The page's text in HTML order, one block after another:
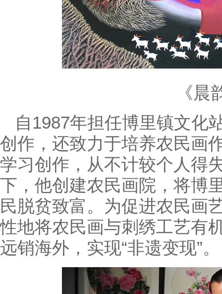
《晨
自1987年担任博里镇文化
创作，还致力于培养农民画
学习创作，从不计较个人得
下，他创建农民画院，将博
民脱贫致富。为促进农民画
性地将农民画与刺绣工艺有
远销海外，实现“非遗变现”。